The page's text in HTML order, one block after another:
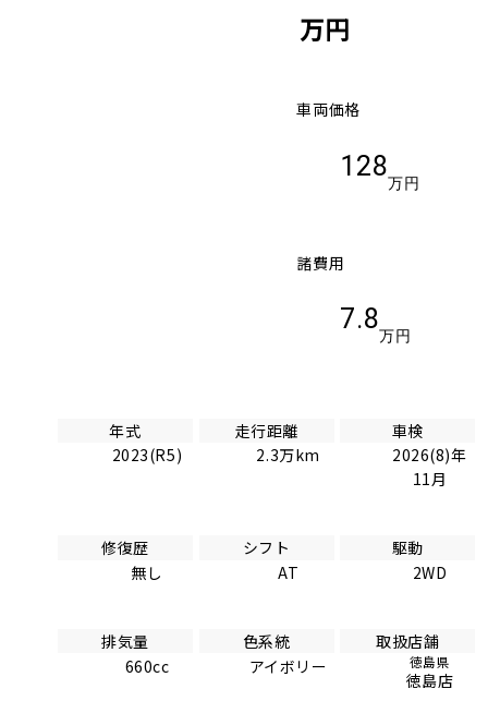
万円
車両価格
128
万円
諸費用
7.8
万円
年式
2023(R5)
走行距離
2.3万km
車検
2026(8)年
11月
修復歴
無し
シフト
AT
駆動
2WD
排気量
660cc
色系統
アイボリー
取扱店舗
徳島県
徳島店